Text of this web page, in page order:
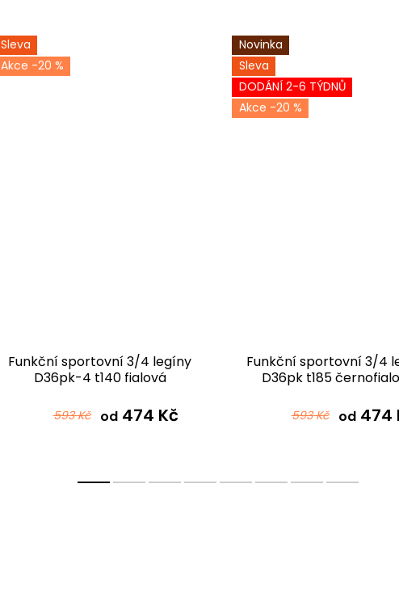
Sleva
-20 %
Funkční sportovní 3/4 legíny
D36pk-4 t140 fialová
593 Kč od474 Kč
Novinka
Sleva
DODÁNÍ 2-6 TÝDNŮ
-20 %
Funkční sportovní 3/4
D36pk t185
593 Kč od474